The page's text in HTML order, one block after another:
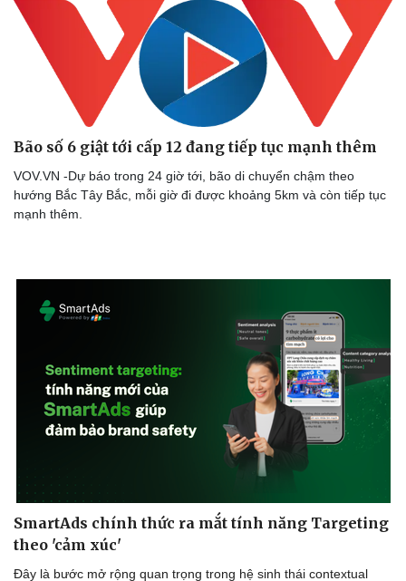
Bão số 6 giật tới cấp 12 đang tiếp tục mạnh thêm
VOV.VN -Dự báo trong 24 giờ tới, bão di chuyển chậm theo
hướng Bắc Tây Bắc, mỗi giờ đi được khoảng 5km và còn tiếp tục
mạnh thêm.
SmartAds chính thức ra mắt tính năng Targeting
theo 'cảm xúc'
Đây là bước mở rộng quan trọng trong hệ sinh thái contextual